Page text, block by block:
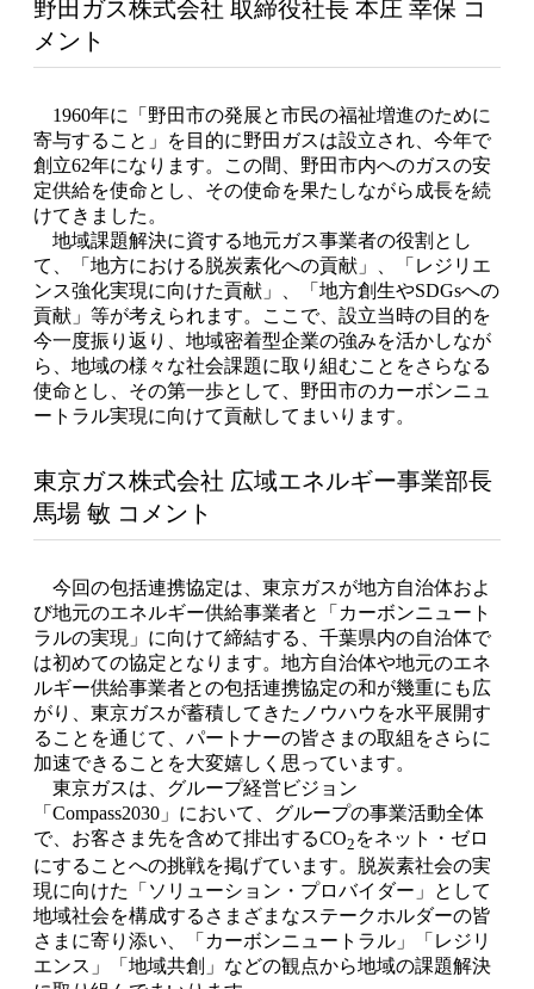
野田ガス株式会社 取締役社長 本庄 幸保 コ
メント
1960年に「野田市の発展と市民の福祉増進のために
寄与すること」を目的に野田ガスは設立され、今年で
創立62年になります。この間、野田市内へのガスの安
定供給を使命とし、その使命を果たしながら成長を続
けてきました。
地域課題解決に資する地元ガス事業者の役割とし
て、「地方における脱炭素化への貢献」、「レジリエ
ンス強化実現に向けた貢献」、「地方創生やSDGsへの
貢献」等が考えられます。ここで、設立当時の目的を
今一度振り返り、地域密着型企業の強みを活かしなが
ら、地域の様々な社会課題に取り組むことをさらなる
使命とし、その第一歩として、野田市のカーボンニュ
ートラル実現に向けて貢献してまいります。
東京ガス株式会社 広域エネルギー事業部長
馬場 敏 コメント
今回の包括連携協定は、東京ガスが地方自治体およ
び地元のエネルギー供給事業者と「カーボンニュート
ラルの実現」に向けて締結する、千葉県内の自治体で
は初めての協定となります。地方自治体や地元のエネ
ルギー供給事業者との包括連携協定の和が幾重にも広
がり、東京ガスが蓄積してきたノウハウを水平展開す
ることを通じて、パートナーの皆さまの取組をさらに
加速できることを大変嬉しく思っています。
東京ガスは、グループ経営ビジョン
「Compass2030」において、グループの事業活動全体
で、お客さま先を含めて排出するCO2 をネット・ゼロ
にすることへの挑戦を掲げています。脱炭素社会の実
現に向けた「ソリューション・プロバイダー」として
地域社会を構成するさまざまなステークホルダーの皆
さまに寄り添い、「カーボンニュートラル」「レジリ
エンス」「地域共創」などの観点から地域の課題解決